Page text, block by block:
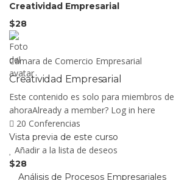
Creatividad Empresarial
$28
Cámara de Comercio Empresarial
Creatividad Empresarial
Este contenido es solo para miembros de
ahoraAlready a member? Log in here
20 Conferencias
Vista previa de este curso
Añadir a la lista de deseos
$28
Análisis de Procesos Empresariales